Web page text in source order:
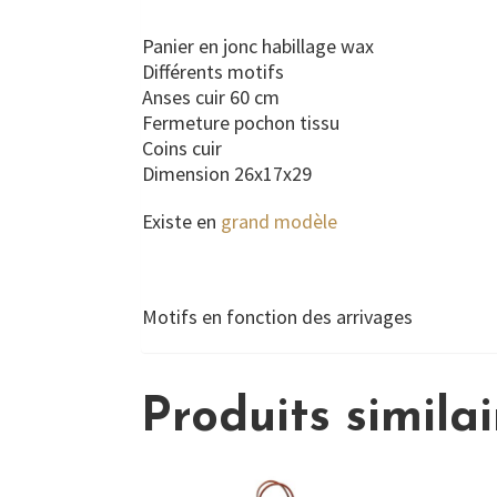
Panier en jonc habillage wax
Différents motifs
Anses cuir 60 cm
Fermeture pochon tissu
Coins cuir
Dimension 26x17x29
Existe en grand modèle
Motifs en fonction des arrivages
Produits